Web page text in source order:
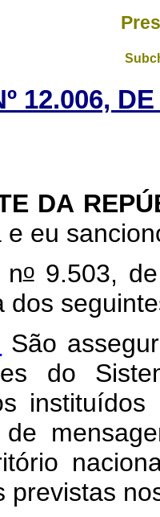
12.006,
DA
eu
o9.503, de
dos
São
do
de
previstas